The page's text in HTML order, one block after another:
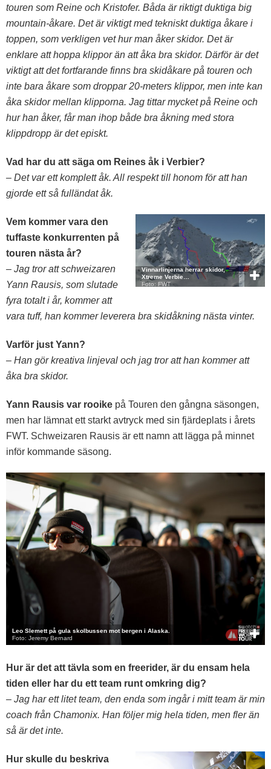
touren som Reine och Kristofer. Båda är riktigt duktiga big
mountain-åkare. Det är viktigt med tekniskt duktiga åkare i
toppen, som verkligen vet hur man åker skidor. Det är
enklare att hoppa klippor än att åka bra skidor. Därför är det
viktigt att det fortfarande finns bra skidåkare på touren och
inte bara åkare som droppar 20-meters klippor, men inte kan
åka skidor mellan klipporna. Jag tittar mycket på Reine och
hur han åker, får man ihop både bra åkning med stora
klippdropp är det episkt.
Vad har du att säga om Reines åk i Verbier?
– Det var ett komplett åk. All respekt till honom för att han
gjorde ett så fulländat åk.
Vinnarlinjerna herrar skidor,
Xtreme Verbie…
Foto: FWT
Vem kommer vara den
tuffaste konkurrenten på
touren nästa år?
– Jag tror att schweizaren
Yann Rausis, som slutade
fyra totalt i år, kommer att
vara tuff, han kommer leverera bra skidåkning nästa vinter.
Varför just Yann?
– Han gör kreativa linjeval och jag tror att han kommer att
åka bra skidor.
Yann Rausis var rooike på Touren den gångna säsongen,
men har lämnat ett starkt avtryck med sin fjärdeplats i årets
FWT. Schweizaren Rausis är ett namn att lägga på minnet
inför kommande säsong.
Leo Slemett på gula skolbussen mot bergen i Alaska.
Foto: Jeremy Bernard
Hur är det att tävla som en freerider, är du ensam hela
tiden eller har du ett team runt omkring dig?
– Jag har ett litet team, den enda som ingår i mitt team är min
coach från Chamonix. Han följer mig hela tiden, men fler än
så är det inte.
Hur skulle du beskriva